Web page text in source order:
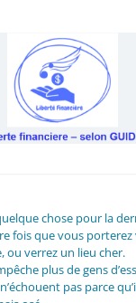
chose pour la
fois que vous
ou verrez un lieu cher.
plus de gens
pas parce